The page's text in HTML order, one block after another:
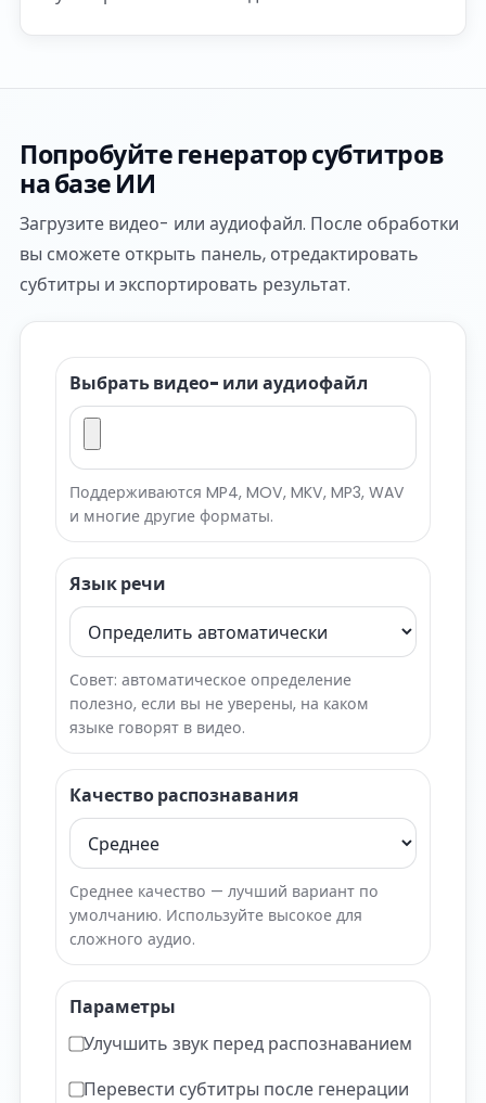
Попробуйте генератор субтитров
на базе ИИ
Загрузите видео- или аудиофайл. После обработки
вы сможете открыть панель, отредактировать
субтитры и экспортировать результат.
Выбрать видео- или аудиофайл
Поддерживаются MP4, MOV, MKV, MP3, WAV
и многие другие форматы.
Язык речи
Совет: автоматическое определение
полезно, если вы не уверены, на каком
языке говорят в видео.
Качество распознавания
Среднее качество — лучший вариант по
умолчанию. Используйте высокое для
сложного аудио.
Параметры
Улучшить звук перед распознаванием
Перевести субтитры после генерации